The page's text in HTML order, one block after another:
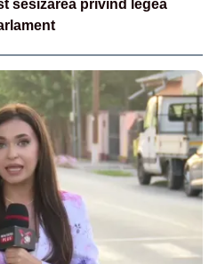
sesizarea privind legea